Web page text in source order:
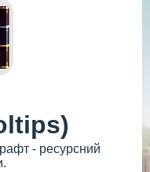
- ресурсний